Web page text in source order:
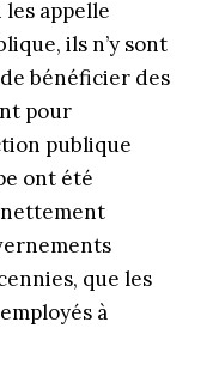
les appelle
ils n’y sont
bénéficier des
pour
publique
ont été
que les
à